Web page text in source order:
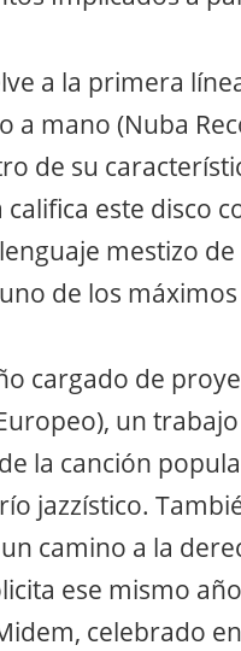
a la primera
a mano (Nuba
de su
califica este disco
mestizo
de los
cargado de
un
la canción
jazzístico.
camino a la
ese mismo
celebrado